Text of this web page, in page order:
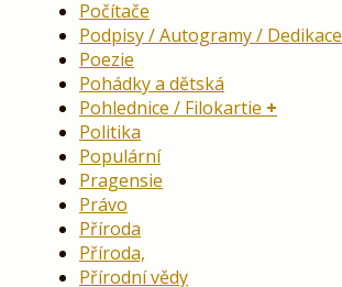
Počítače
Podpisy / Autogramy / Dedikace
Poezie
Pohádky a dětská
Pohlednice / Filokartie
Politika
Populární
Pragensie
Právo
Příroda
Příroda,
Přírodní vědy